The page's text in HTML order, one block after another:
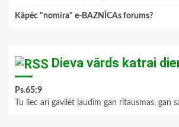
Kāpēc "nomira" e-BAZNĪCAs forums?
Dieva vārds katrai
Ps.65:9
Tu liec arī gavilēt ļaudīm gan rītausmas, gan